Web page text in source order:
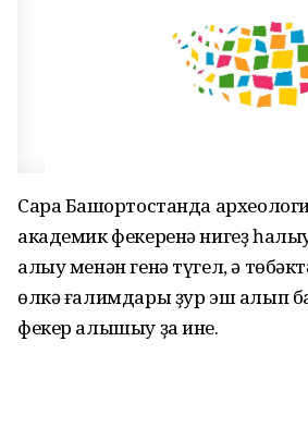
Сара Башҡортостанда
академик фекеренә нигеҙ
алыу менән генә түгел, ә
өлкә ғалимдары ҙур эш алып
фекер алышыу ҙа ине.